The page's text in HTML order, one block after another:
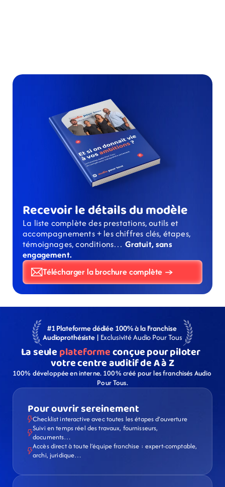
Recevoir le détails du modèle
La liste complète des prestations, outils et
accompagnements + les chiffres clés, étapes,
témoignages, conditions… Gratuit, sans
engagement.
Télécharger la brochure complète →
#1 Plateforme dédiée 100% à la Franchise
Audioprothésiste | Exclusivité Audio Pour Tous
La seule plateforme conçue pour piloter
votre centre auditif de A à Z
100% développée en interne. 100% créé pour les franchisés Audio
Pour Tous.
Pour ouvrir sereinement
Checklist interactive avec toutes les étapes d’ouverture
Suivi en temps réel des travaux, fournisseurs,
documents…
Accès direct à toute l’équipe franchise : expert-comptable,
archi, juridique…